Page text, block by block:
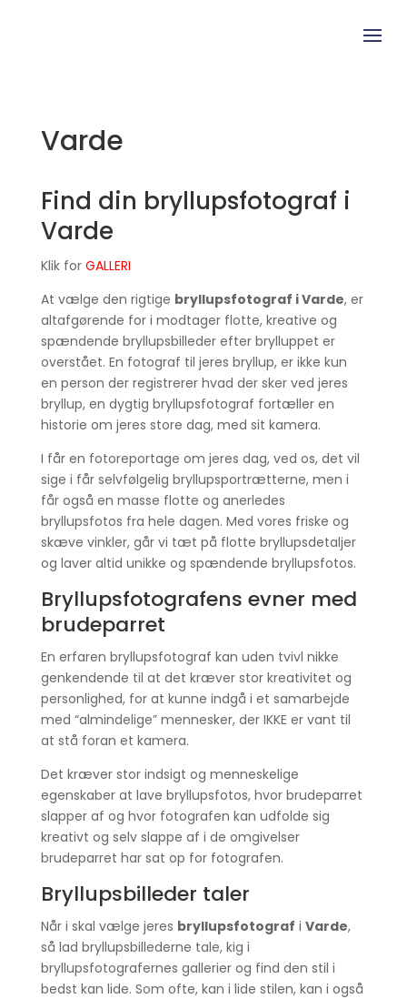
Varde
Find din bryllupsfotograf i
Varde
Klik for GALLERI
At vælge den rigtige bryllupsfotograf i Varde, er
altafgørende for i modtager flotte, kreative og
spændende bryllupsbilleder efter brylluppet er
overstået. En fotograf til jeres bryllup, er ikke kun
en person der registrerer hvad der sker ved jeres
bryllup, en dygtig bryllupsfotograf fortæller en
historie om jeres store dag, med sit kamera.
I får en fotoreportage om jeres dag, ved os, det vil
sige i får selvfølgelig bryllupsportrætterne, men i
får også en masse flotte og anerledes
bryllupsfotos fra hele dagen. Med vores friske og
skæve vinkler, går vi tæt på flotte bryllupsdetaljer
og laver altid unikke og spændende bryllupsfotos.
Bryllupsfotografens evner med
brudeparret
En erfaren bryllupsfotograf kan uden tvivl nikke
genkendende til at det kræver stor kreativitet og
personlighed, for at kunne indgå i et samarbejde
med “almindelige” mennesker, der IKKE er vant til
at stå foran et kamera.
Det kræver stor indsigt og menneskelige
egenskaber at lave bryllupsfotos, hvor brudeparret
slapper af og hvor fotografen kan udfolde sig
kreativt og selv slappe af i de omgivelser
brudeparret har sat op for fotografen.
Bryllupsbilleder taler
Når i skal vælge jeres bryllupsfotograf i Varde,
så lad bryllupsbillederne tale, kig i
bryllupsfotografernes gallerier og find den stil i
bedst kan lide. Som ofte, kan i lide stilen, kan i også